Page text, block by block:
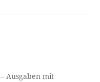
Ausgaben mit